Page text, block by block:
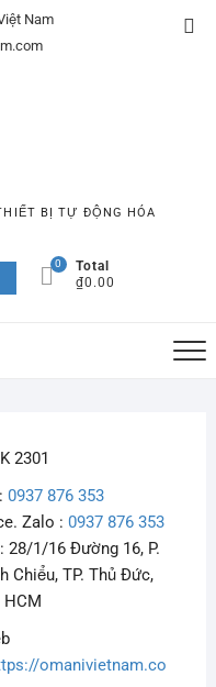
Nam
BỊ TỰ ĐỘNG HÓA
0
Total
₫0.00
2301
0937 876 353
Zalo :0937 876 353
28/1/16 Đường 16, P.
Chiểu, TP. Thủ Đức,
HCM
omanivietnam.co